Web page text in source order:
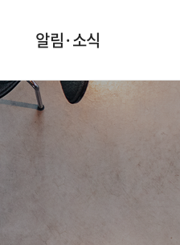
알림·소식
연구원소식